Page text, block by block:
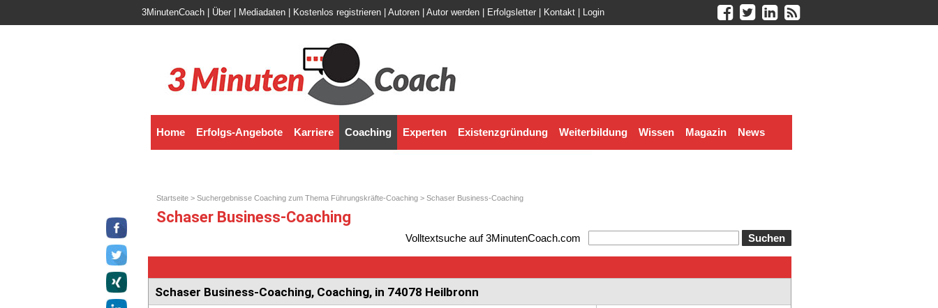
3MinutenCoach Über Mediadaten Kostenlos registrieren Autoren Autor werden Erfolgsletter Kontakt Login
Home Erfolgs-Angebote Karriere Coaching Experten Existenzgründung Weiterbildung Wissen Magazin News
Startseite > Suchergebnisse Coaching zum Thema Führungskräfte-Coaching > Schaser Business-Coaching
Schaser Business-Coaching
Volltextsuche auf 3MinutenCoach.com
Schaser Business-Coaching, Coaching, in 74078 Heilbronn